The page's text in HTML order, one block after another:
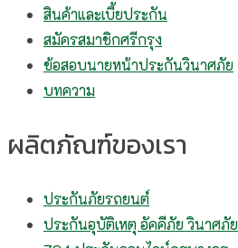
สินค้าและเบี้ยประกัน
สมัครสมาชิกศรีกรุง
ข้อสอบนายหน้าประกันวินาศภัย
บทความ
ผลิตภัณฑ์ของเรา
ประกันภัยรถยนต์
ประกันอุบัติเหตุ อัคคีภัย วินาศภั